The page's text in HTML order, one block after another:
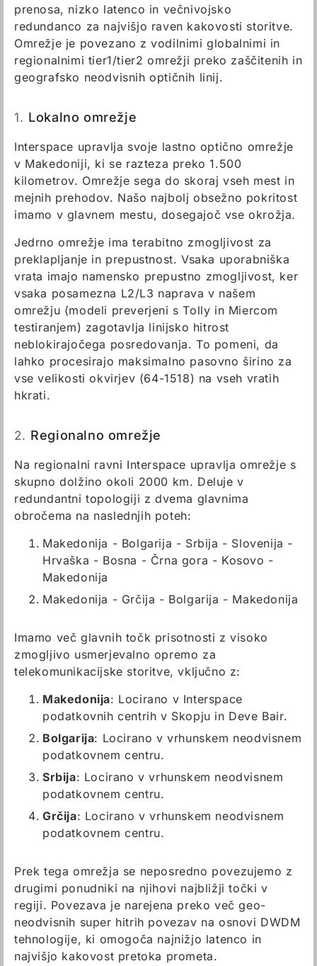
prenosa, nizko latenco in večnivojsko
redundanco za najvišjo raven kakovosti storitve.
Omrežje je povezano z vodilnimi globalnimi in
regionalnimi tier1/tier2 omrežji preko zaščitenih in
geografsko neodvisnih optičnih linij.
1. Lokalno omrežje
Interspace upravlja svoje lastno optično omrežje
v Makedoniji, ki se razteza preko 1.500
kilometrov. Omrežje sega do skoraj vseh mest in
mejnih prehodov. Našo najbolj obsežno pokritost
imamo v glavnem mestu, dosegajoč vse okrožja.
Jedrno omrežje ima terabitno zmogljivost za
preklapljanje in prepustnost. Vsaka uporabniška
vrata imajo namensko prepustno zmogljivost, ker
vsaka posamezna L2/L3 naprava v našem
omrežju (modeli preverjeni s Tolly in Miercom
testiranjem) zagotavlja linijsko hitrost
neblokirajočega posredovanja. To pomeni, da
lahko procesirajo maksimalno pasovno širino za
vse velikosti okvirjev (64-1518) na vseh vratih
hkrati.
2. Regionalno omrežje
Na regionalni ravni Interspace upravlja omrežje s
skupno dolžino okoli 2000 km. Deluje v
redundantni topologiji z dvema glavnima
obročema na naslednjih poteh:
Makedonija - Bolgarija - Srbija - Slovenija -
Hrvaška - Bosna - Črna gora - Kosovo -
Makedonija
Makedonija - Grčija - Bolgarija - Makedonija
Imamo več glavnih točk prisotnosti z visoko
zmogljivo usmerjevalno opremo za
telekomunikacijske storitve, vključno z:
Makedonija: Locirano v Interspace
podatkovnih centrih v Skopju in Deve Bair.
Bolgarija: Locirano v vrhunskem neodvisnem
podatkovnem centru.
Srbija: Locirano v vrhunskem neodvisnem
podatkovnem centru.
Grčija: Locirano v vrhunskem neodvisnem
podatkovnem centru.
Prek tega omrežja se neposredno povezujemo z
drugimi ponudniki na njihovi najbližji točki v
regiji. Povezava je narejena preko več geo-
neodvisnih super hitrih povezav na osnovi DWDM
tehnologije, ki omogoča najnižjo latenco in
najvišjo kakovost pretoka prometa.